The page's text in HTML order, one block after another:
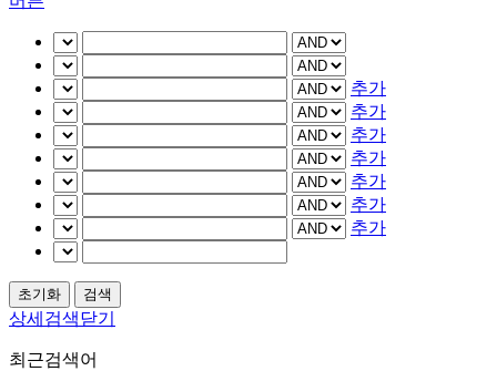
추가
추가
추가
추가
추가
추가
추가
상세검색닫기
최근검색어